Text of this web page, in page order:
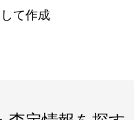
て作成